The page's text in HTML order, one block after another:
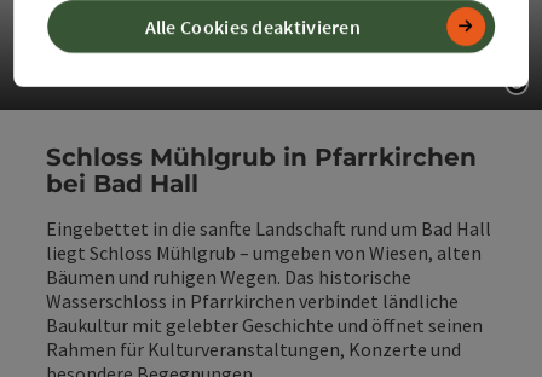
Schloss Lamberg
Barockes Wahrzeichen, Standesamt und Eventlocation in Steyr
Schloss Mühlgrub in Pfarrkirchen
bei Bad Hall
Eingebettet in die sanfte Landschaft rund um Bad Hall
liegt Schloss Mühlgrub – umgeben von Wiesen, alten
Bäumen und ruhigen Wegen. Das historische
Wasserschloss in Pfarrkirchen verbindet ländliche
Baukultur mit gelebter Geschichte und öffnet seinen
Rahmen für Kulturveranstaltungen, Konzerte und
Alle Cookies deaktivieren